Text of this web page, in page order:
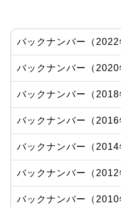
バックナンバー（2022
バックナンバー（2020
バックナンバー（2018
バックナンバー（2016
バックナンバー（2014
バックナンバー（2012
バックナンバー（2010